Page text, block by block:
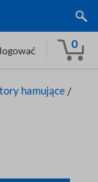
0
hamujące /